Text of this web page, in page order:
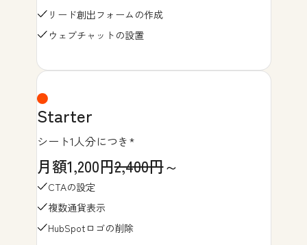
リード創出フォームの作成
ウェブチャットの設置
Starter
シート1人分につき*
月額1,200円2,400円～
CTAの設定
複数通貨表示
HubSpotロゴの削除